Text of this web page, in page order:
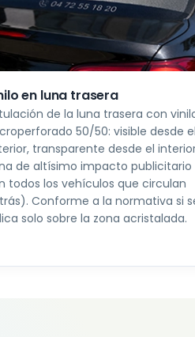
en luna trasera
de la luna trasera con
50/50: visible desde el
transparente desde el
de altísimo impacto publicitario
todos los vehículos que circulan
Conforme a la normativa si
solo sobre la zona acristalada.